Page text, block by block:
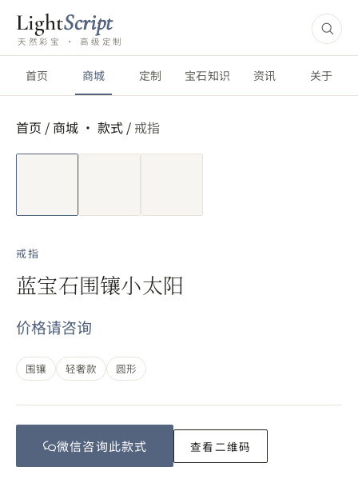
LightScript
天然彩宝 · 高级定制
首页 商城 定制 宝石知识 资讯 关于
首页 / 商城 · 款式 / 戒指
短视频
戒指
蓝宝石围镶小太阳
价格请咨询
围镶 轻奢款 圆形
微信咨询此款式 查看二维码